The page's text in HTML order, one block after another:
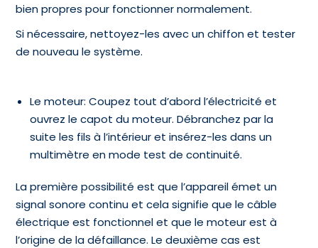
bien propres pour fonctionner normalement.
Si nécessaire, nettoyez-les avec un chiffon et tester
de nouveau le système.
Le moteur: Coupez tout d’abord l’électricité et
ouvrez le capot du moteur. Débranchez par la
suite les fils à l’intérieur et insérez-les dans un
multimètre en mode test de continuité.
La première possibilité est que l’appareil émet un
signal sonore continu et cela signifie que le câble
électrique est fonctionnel et que le moteur est à
l’origine de la défaillance. Le deuxième cas est